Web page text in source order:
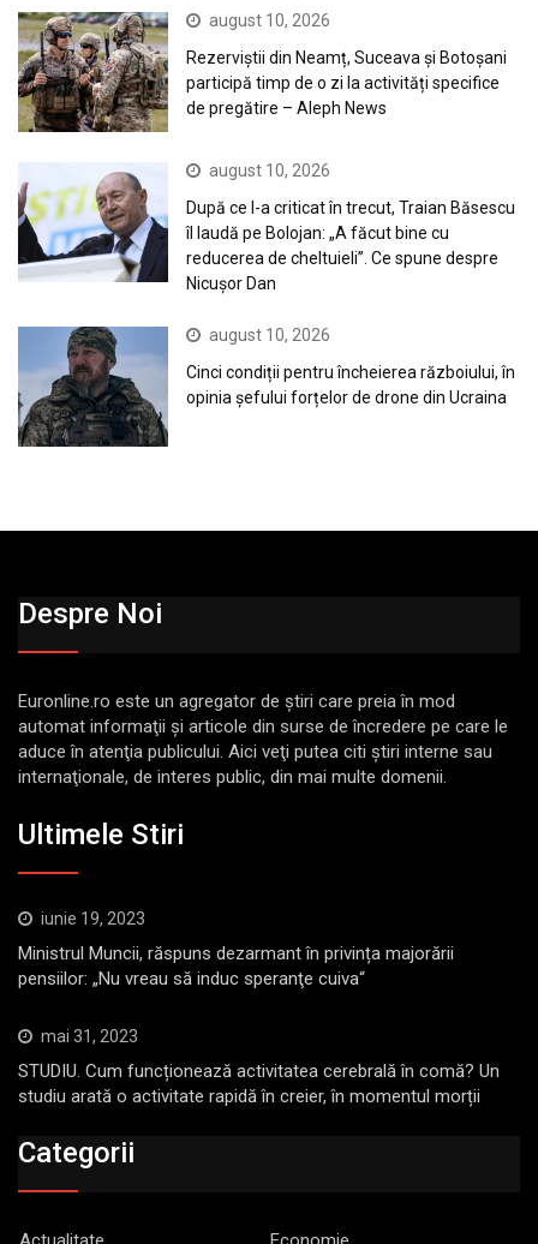
august 10, 2026
Rezerviștii din Neamț, Suceava și Botoșani
participă timp de o zi la activități specifice
de pregătire – Aleph News
august 10, 2026
După ce l-a criticat în trecut, Traian Băsescu
îl laudă pe Bolojan: „A făcut bine cu
reducerea de cheltuieli”. Ce spune despre
Nicușor Dan
august 10, 2026
Cinci condiții pentru încheierea războiului, în
opinia șefului forțelor de drone din Ucraina
Despre Noi
Euronline.ro este un agregator de ştiri care preia în mod
automat informaţii şi articole din surse de încredere pe care le
aduce în atenţia publicului. Aici veţi putea citi ştiri interne sau
internaţionale, de interes public, din mai multe domenii.
Ultimele Stiri
iunie 19, 2023
Ministrul Muncii, răspuns dezarmant în privința majorării
pensiilor: „Nu vreau să induc speranţe cuiva“
mai 31, 2023
STUDIU. Cum funcționează activitatea cerebrală în comă? Un
studiu arată o activitate rapidă în creier, în momentul morții
Categorii